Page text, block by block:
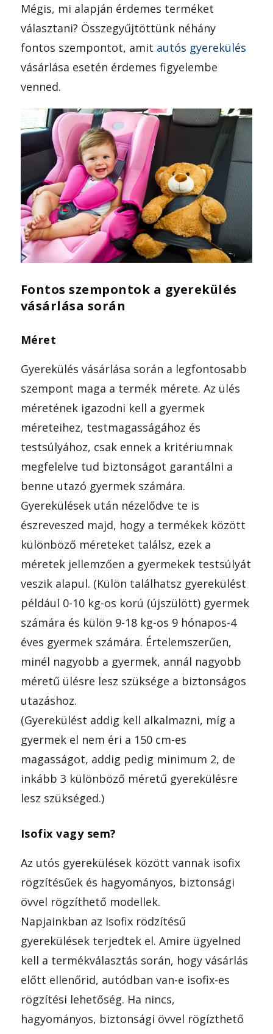
Mégis, mi alapján érdemes terméket
választani? Összegyűjtöttünk néhány
fontos szempontot, amit autós gyerekülés
vásárlása esetén érdemes figyelembe
venned.
Fontos szempontok a gyerekülés
vásárlása során
Méret
Gyerekülés vásárlása során a legfontosabb
szempont maga a termék mérete. Az ülés
méretének igazodni kell a gyermek
méreteihez, testmagasságához és
testsúlyához, csak ennek a kritériumnak
megfelelve tud biztonságot garantálni a
benne utazó gyermek számára.
Gyerekülések után nézelődve te is
észreveszed majd, hogy a termékek között
különböző méreteket találsz, ezek a
méretek jellemzően a gyermekek testsúlyát
veszik alapul. (Külön találhatsz gyerekülést
például 0-10 kg-os korú (újszülött) gyermek
számára és külön 9-18 kg-os 9 hónapos-4
éves gyermek számára. Értelemszerűen,
minél nagyobb a gyermek, annál nagyobb
méretű ülésre lesz szüksége a biztonságos
utazáshoz.
(Gyerekülést addig kell alkalmazni, míg a
gyermek el nem éri a 150 cm-es
magasságot, addig pedig minimum 2, de
inkább 3 különböző méretű gyerekülésre
lesz szükséged.)
Isofix vagy sem?
Az utós gyerekülések között vannak isofix
rögzítésűek és hagyományos, biztonsági
övvel rögzíthető modellek.
Napjainkban az Isofix rödzítésű
gyerekülések terjedtek el. Amire ügyelned
kell a termékválasztás során, hogy vásárlás
előtt ellenőrid, autódban van-e isofix-es
rögzítési lehetőség. Ha nincs,
hagyományos, biztonsági övvel rögízthető